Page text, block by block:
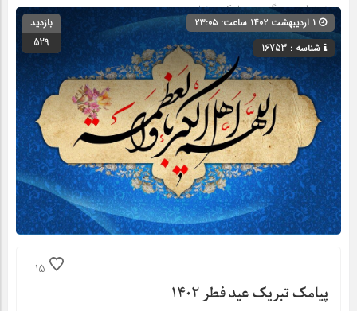
صفحه اصلی» گروه »پیامک رمضان
شناسه : 16753
بازدید
529
15
پیامک تبریک عید فطر ۱۴۰۲